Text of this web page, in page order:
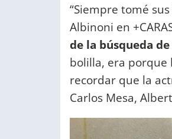
“Siempre tomé
Albinoni en
de la búsqueda
bolilla, era porque
recordar que la
Carlos Mesa,